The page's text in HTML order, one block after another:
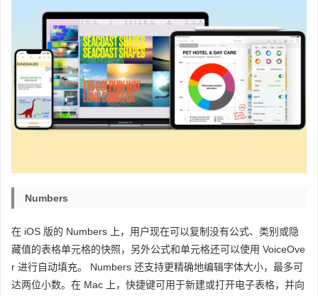
Numbers
在 iOS 版的 Numbers 上，用户现在可以复制没有公式、类别或隐
藏值的表格单元格的快照，另外公式和单元格还可以使用 VoiceOve
r 进行自动填充。 Numbers 还支持更精确地编辑字体大小，最多可
达两位小数。在 Mac 上，快捷键可用于新建或打开电子表格，并向